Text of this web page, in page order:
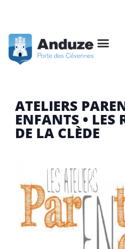
ATELIERS
ENFANTS • LES
DE LA CLÈDE